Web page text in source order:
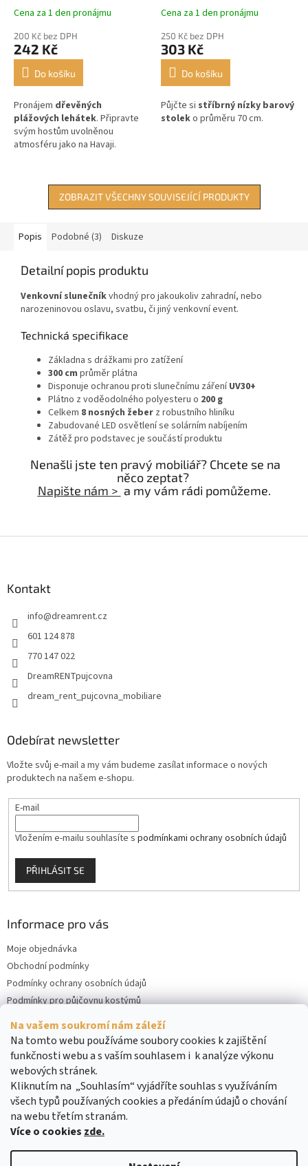
Na vašem soukromí nám záleží
Na tomto webu používáme soubory cookies k zajištění
funkčnosti webu a s vaším souhlasem i k analýze výkonu
webových stránek.
Kliknutím na „Souhlasím“ vyjádříte souhlas s využíváním
všech typů používaných cookies a předáním údajů o chování
na webu třetím stranám.
Více o cookies zde.
Cena za 1 den pronájmu
200 Kč bez DPH
242 Kč
Do košíku
Pronájem dřevěných
plážových lehátek. Připravte
svým hostům uvolněnou
atmosféru jako na Havaji.
Cena za 1 den pronájmu
250 Kč bez DPH
303 Kč
Do košíku
Půjčte si stříbrný nízky barový
stoleko průměru 70 cm.
ZOBRAZIT VŠECHNY SOUVISEJÍCÍ PRODUKTY
Popis Podobné (3) Diskuze
Detailní popis produktu
Venkovní slunečníkvhodný pro jakoukoliv zahradní, nebo
narozeninovou oslavu, svatbu, či jiný venkovní event.
Technická specifikace
Základna s drážkami pro zatížení
300 cm průměr plátna
Disponuje ochranou proti slunečnímu zářeníUV30+
Plátno z voděodolného polyesteru o 200 g
Celkem 8 nosných žeber z robustního hliníku
Zabudované LED osvětlení se solárním nabíjením
Zátěž pro podstavec je součástí produktu
Nenašli jste ten pravý mobiliář? Chcete se na
něco zeptat?
Napište nám > a my vám rádi pomůžeme.
Kontakt
info@dreamrent.cz
601 124 878
770 147 022
DreamRENTpujcovna
dream_rent_pujcovna_mobiliare
Odebírat newsletter
Vložte svůj e-mail a my vám budeme zasílat informace o nových
produktech na našem e-shopu.
E-mail
Vložením e-mailu souhlasíte s podmínkami ochrany osobních údajů
PŘIHLÁSIT SE
Informace pro vás
Moje objednávka
Obchodní podmínky
Podmínky ochrany osobních údajů
Podmínky pro půjčovnu kostýmů
Kontakty
Cookies